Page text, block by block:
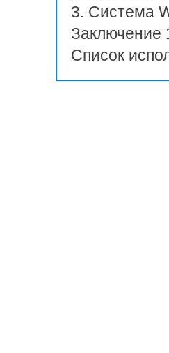
3. Система
Заключение
Список